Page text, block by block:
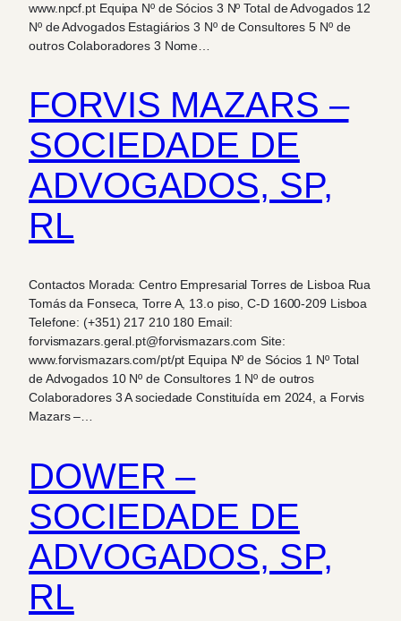
www.npcf.pt Equipa Nº de Sócios 3 Nº Total de Advogados 12
Nº de Advogados Estagiários 3 Nº de Consultores 5 Nº de
outros Colaboradores 3 Nome…
FORVIS MAZARS –
SOCIEDADE DE
ADVOGADOS, SP,
RL
Contactos Morada: Centro Empresarial Torres de Lisboa Rua
Tomás da Fonseca, Torre A, 13.o piso, C-D 1600-209 Lisboa
Telefone: (+351) 217 210 180 Email:
forvismazars.geral.pt@forvismazars.com Site:
www.forvismazars.com/pt/pt Equipa Nº de Sócios 1 Nº Total
de Advogados 10 Nº de Consultores 1 Nº de outros
Colaboradores 3 A sociedade Constituída em 2024, a Forvis
Mazars –…
DOWER –
SOCIEDADE DE
ADVOGADOS, SP,
RL